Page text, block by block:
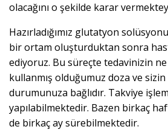
olacağını o şekilde karar
Hazırladığımız glutatyon
bir ortam oluşturduktan sonra
ediyoruz. Bu süreçte tedavinizin ne
kullanmış olduğumuz doza ve sizin
durumunuza bağlıdır. Takviye
yapılabilmektedir. Bazen birkaç
de birkaç ay sürebilmektedir.